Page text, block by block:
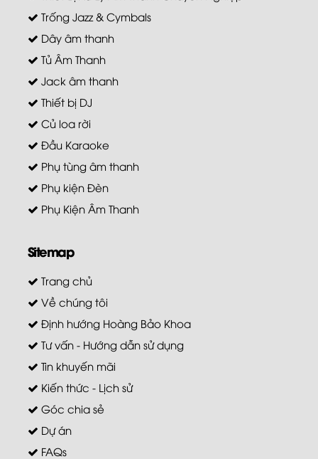
Trống Jazz & Cymbals
Dây âm thanh
Tủ Âm Thanh
Jack âm thanh
Thiết bị DJ
Củ loa rời
Đầu Karaoke
Phụ tùng âm thanh
Phụ kiện Đèn
Phụ Kiện Âm Thanh
Sitemap
Trang chủ
Về chúng tôi
Định hướng Hoàng Bảo Khoa
Tư vấn - Hướng dẫn sử dụng
Tin khuyến mãi
Kiến thức - Lịch sử
Góc chia sẻ
Dự án
FAQs